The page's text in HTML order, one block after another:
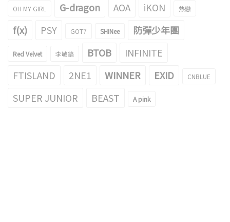
OH MY GIRL G-dragon AOA iKON 熱戀
f(x) PSY GOT7 SHINee 防彈少年團
Red Velvet 李敏鎬 BTOB
INFINITE
FTISLAND
2NE1 WINNER EXID CNBLUE
SUPER JUNIOR BEAST A pink